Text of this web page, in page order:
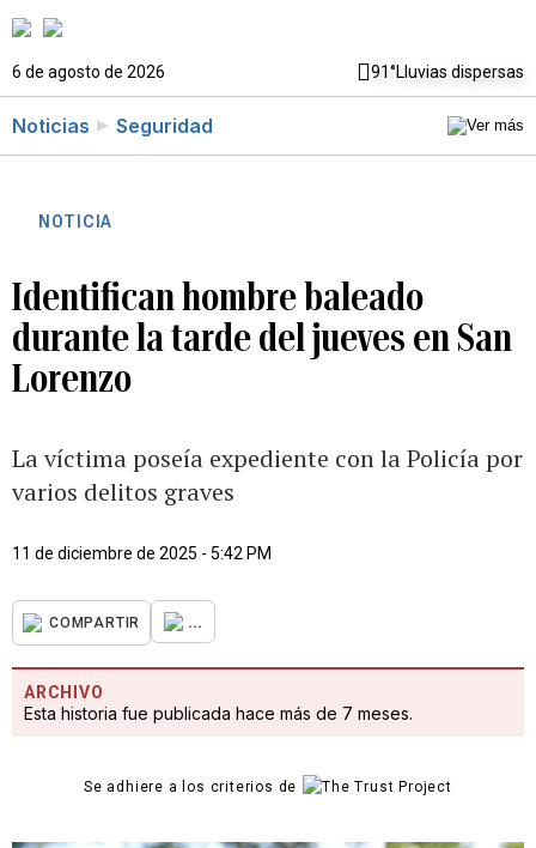
6 de agosto de 2026 91°Lluvias dispersas
Noticias Seguridad
NOTICIA
Identifican hombre baleado
durante la tarde del jueves en San
Lorenzo
La víctima poseía expediente con la Policía por
varios delitos graves
11 de diciembre de 2025 - 5:42 PM
COMPARTIR ...
ARCHIVO
Esta historia fue publicada hace más de 7 meses.
Se adhiere a los criterios de